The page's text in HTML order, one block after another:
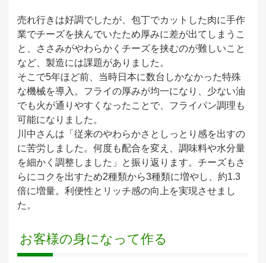
売れ行きは好調でしたが、包丁でカットした肉に手作
業でチーズを挟んでいたため厚みに差が出てしまうこ
と、ささみがやわらかくチーズを挟むのが難しいこと
など、製造には課題がありました。
そこで5年ほど前、当時日本に数台しかなかった特殊
な機械を導入。フライの厚みが均一になり、少ない油
でも火が通りやすくなったことで、フライパン調理も
可能になりました。
川中さんは「従来のやわらかさとしっとり感を出すの
に苦労しました。何度も配合を変え、調味料や水分量
を細かく調整しました」と振り返ります。チーズもさ
らにコクを出すため2種類から3種類に増やし、約1.3
倍に増量。利便性とリッチ感の向上を実現させまし
た。
お客様の身になって作る